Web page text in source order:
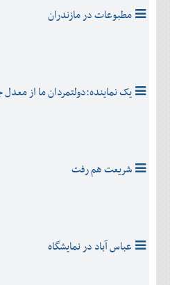
مطبوعات در مازندران
يک نماينده:دولتمردان ما از معدل
شریعت هم رفت
عباس آباد در نمايشگاه